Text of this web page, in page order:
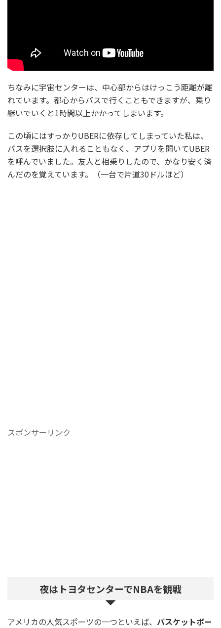
ちなみに宇宙センターは、中心部からはけっこう距離が離
れています。都心からバスで行くこともできますが、乗り
継いでいくと1時間以上かかってしまいます。
この頃にはすっかりUBERに依存してしまっていた私は、
バスを選択肢に入れることもなく、アプリを開いてUBER
を呼んでいました。友人と相乗りしたので、かなり安く済
んだのを覚えています。（一台で片道30ドルほど）
スポンサーリンク
夜はトヨタセンターでNBAを観戦
アメリカの人気スポーツの一つといえば、 バスケットボー